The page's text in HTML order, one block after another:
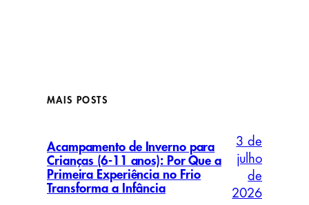
MAIS POSTS
Acampamento de Inverno para
Crianças (6-11 anos): Por Que a
Primeira Experiência no Frio
Transforma a Infância
3 de
julho
de
2026